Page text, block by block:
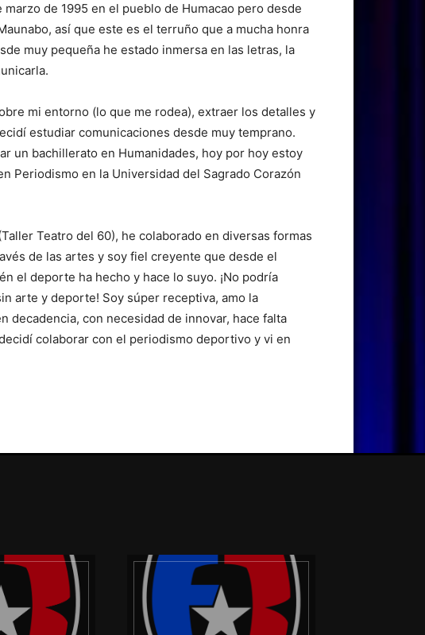
de 1995 en el pueblo de Humacao pero desde
así que este es el terruño que a mucha honra
muy pequeña he estado inmersa en las letras, la
mi entorno (lo que me rodea), extraer los detalles y
estudiar comunicaciones desde muy temprano.
un bachillerato en Humanidades, hoy por hoy estoy
Periodismo en la Universidad del Sagrado Corazón
Teatro del 60), he colaborado en diversas formas
de las artes y soy fiel creyente que desde el
el deporte ha hecho y hace lo suyo. ¡No podría
arte y deporte! Soy súper receptiva, amo la
decadencia, con necesidad de innovar, hace falta
colaborar con el periodismo deportivo y vi en